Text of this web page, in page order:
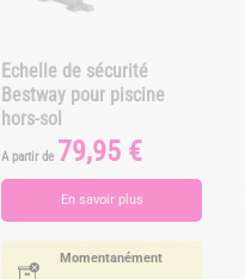
Echelle de sécurité
Bestway pour piscine
hors-sol
A partir de Prix
79,95 €
En savoir plus
Momentanément